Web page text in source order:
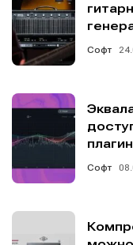
Софт
Софт